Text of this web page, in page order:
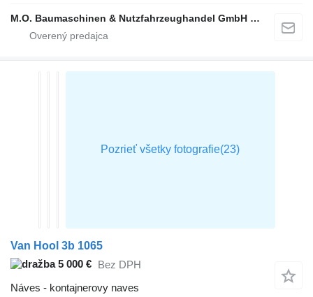
M.O. Baumaschinen & Nutzfahrzeughandel GmbH & CO.
Van Hool 3b 1065
5 000 € Bez DPH
Náves - kontajnerovy naves